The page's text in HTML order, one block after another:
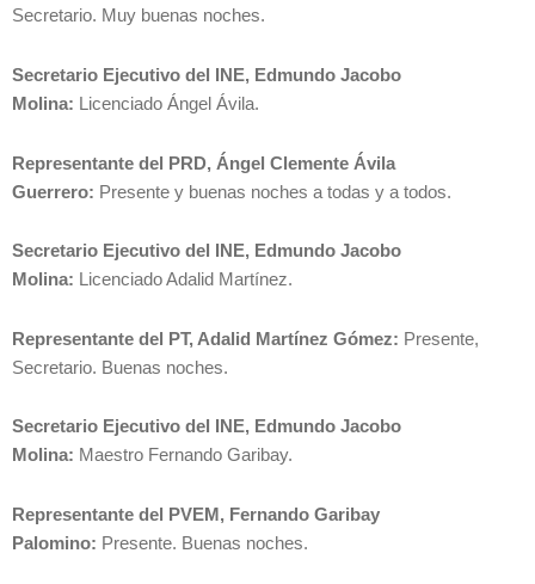
Secretario. Muy buenas noches.
Secretario Ejecutivo del INE, Edmundo Jacobo
Molina:
Licenciado Ángel Ávila.
Representante del PRD, Ángel Clemente Ávila
Guerrero: Presente y buenas noches a todas y a todos.
Secretario Ejecutivo del INE, Edmundo Jacobo
Molina:
Licenciado Adalid Martínez.
Representante del PT, Adalid Martínez Gómez: Presente,
Secretario. Buenas noches.
Secretario Ejecutivo del INE, Edmundo Jacobo
Molina: Maestro Fernando Garibay.
Representante del PVEM, Fernando Garibay
Palomino: Presente. Buenas noches.